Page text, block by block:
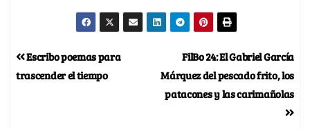
FilBo 24: El Gabriel García
Márquez del pescado frito, los
patacones y las carimañolas
Escribo poemas para
trascender el tiempo